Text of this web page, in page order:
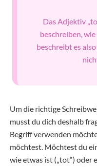
Das Adjektiv
beschreiben,
beschreibt es
Um die richtige
musst du dich deshalb
Begriff verwenden
möchtest. Möchtest du
wie etwas ist („tot“) oder